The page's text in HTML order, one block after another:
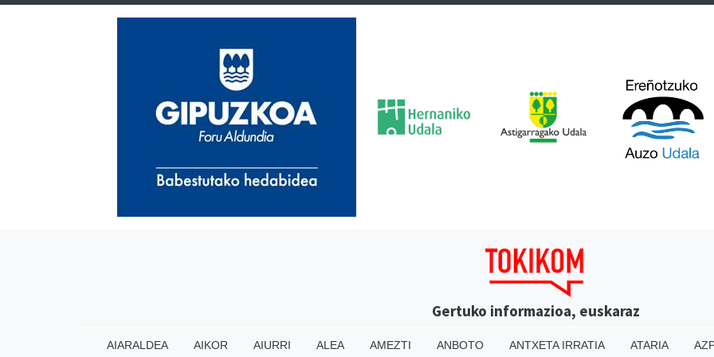
Gertuko informazioa, euskaraz
AIARALDEA AIKOR AIURRI ALEA AMEZTI ANBOTO ANTXETA IRRATIA ATARIA